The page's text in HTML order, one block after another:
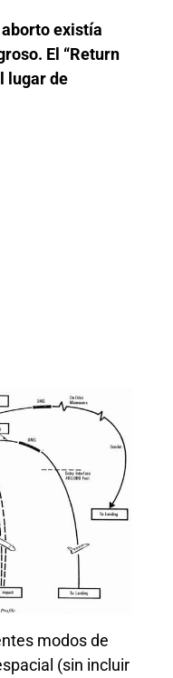
existía
El “Return
lugar de
modos de
(sin incluir